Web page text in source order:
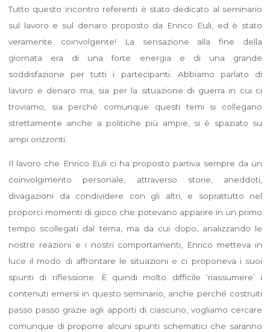
Tutto questo incontro referenti è stato dedicato al seminario
sul lavoro e sul denaro proposto da Enrico Euli, ed è stato
veramente coinvolgente! La sensazione alla fine della
giornata era di una forte energia e di una grande
soddisfazione per tutti i partecipanti. Abbiamo parlato di
lavoro e denaro ma, sia per la situazione di guerra in cui ci
troviamo, sia perché comunque questi temi si collegano
strettamente anche a politiche più ampie, si è spaziato su
ampi orizzonti.
Il lavoro che Enrico Euli ci ha proposto partiva sempre da un
coinvolgimento personale, attraverso storie, aneddoti,
divagazioni da condividere con gli altri, e soprattutto nel
proporci momenti di gioco che potevano apparire in un primo
tempo scollegati dal tema, ma da cui dopo, analizzando le
nostre reazioni e i nostri comportamenti, Enrico metteva in
luce il modo di affrontare le situazioni e ci proponeva i suoi
spunti di riflessione. È quindi molto difficile ‘riassumere’ i
contenuti emersi in questo seminario, anche perché costruiti
passo passo grazie agli apporti di ciascuno, vogliamo cercare
comunque di proporre alcuni spunti schematici che saranno